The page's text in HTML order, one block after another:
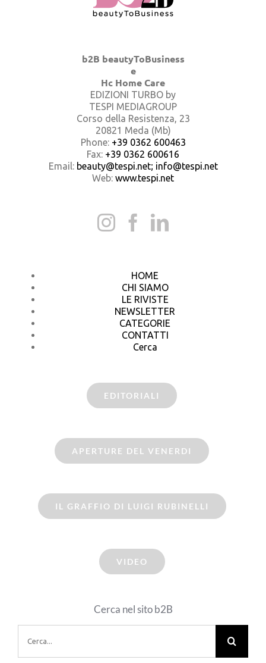
b2B beautyToBusiness
e
Hc Home Care
EDIZIONI TURBO by
TESPI MEDIAGROUP
Corso della Resistenza, 23
20821 Meda (Mb)
Phone: +39 0362 600463
Fax: +39 0362 600616
Email: beauty@tespi.net; info@tespi.net
Web: www.tespi.net
HOME
CHI SIAMO
LE RIVISTE
NEWSLETTER
CATEGORIE
CONTATTI
Cerca
EDITORIALI
APERTURE DEL VENERDI
IL GRAFFIO DI LUIGI RUBINELLI
VIDEO
Cerca nel sito b2B
per: